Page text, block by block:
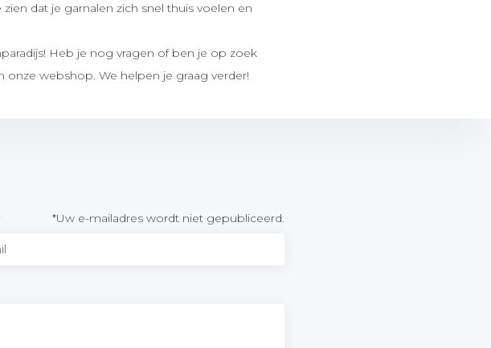
dat je garnalen zich snel thuis voelen en
Heb je nog vragen of ben je op zoek
webshop. We helpen je graag verder!
*Uw e-mailadres wordt niet gepubliceerd.